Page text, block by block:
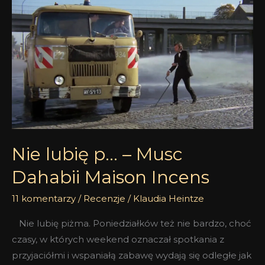
Nie lubię p… – Musc
Dahabii Maison Incens
11 komentarzy / Recenzje / Klaudia Heintze
Nie lubię piżma. Poniedziałków też nie bardzo, choć
czasy, w których weekend oznaczał spotkania z
przyjaciółmi i wspaniałą zabawę wydają się odległe jak
lubię
p…
–
Musc
Dahabii
Maison
Incens